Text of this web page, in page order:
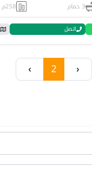
3 حمام 258م
اتصل
‹
2
›